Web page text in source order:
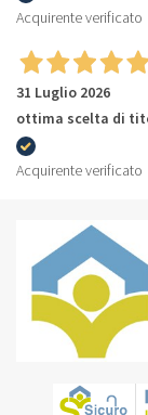
Acquirente verificato
31 Luglio 2026
ottima scelta di
Acquirente verificato